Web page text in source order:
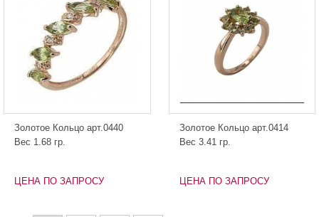
Золотое Кольцо арт.0440
Вес 1.68 гр.
ЦЕНА ПО ЗАПРОСУ
Золотое Кольцо арт.0414
Вес 3.41 гр.
ЦЕНА ПО ЗАПРОСУ